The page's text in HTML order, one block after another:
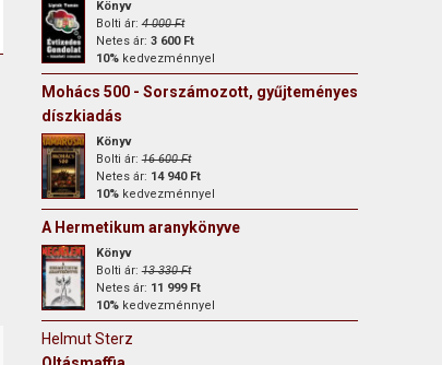
Könyv
Bolti ár:4 000 Ft
Netes ár: 3 600 Ft
10%kedvezménnyel
Mohács 500 - Sorszámozott, gyűjteményes
díszkiadás
Könyv
Bolti ár:16 600 Ft
Netes ár: 14 940 Ft
10%kedvezménnyel
A Hermetikum aranykönyve
Könyv
Bolti ár:13 330 Ft
Netes ár: 11 999 Ft
10%kedvezménnyel
Helmut Sterz